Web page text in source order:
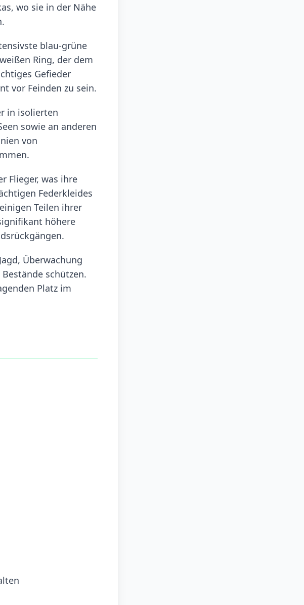
wo sie in der Nähe
blau-grüne
Ring, der dem
Gefieder
vor Feinden zu sein.
in isolierten
sowie an anderen
von
Flieger, was ihre
Federkleides
Teilen ihrer
höhere
Überwachung
schützen.
Platz im